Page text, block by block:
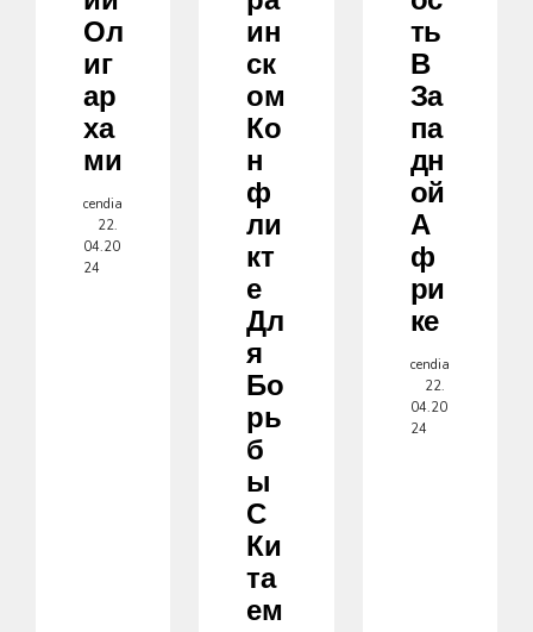
Ол
Иг
Ар
Ха
Ми
cendia
22.
04.20
24
Ин
Ск
Ом
Ко
Н
Ф
Ли
Кт
Е
Дл
Я
Бо
Рь
Б
Ы
С
Ки
Та
Ем
Ть
В
За
Па
Дн
Ой
А
Ф
Ри
Ке
cendia
22.
04.20
24